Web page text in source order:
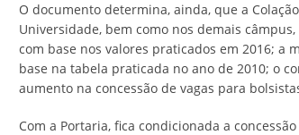
O documento determina, ainda, que a
Universidade, bem como nos demais
com base nos valores praticados em 2016; a
base na tabela praticada no ano de 2010; o
aumento na concessão de vagas para
Com a Portaria, fica condicionada a